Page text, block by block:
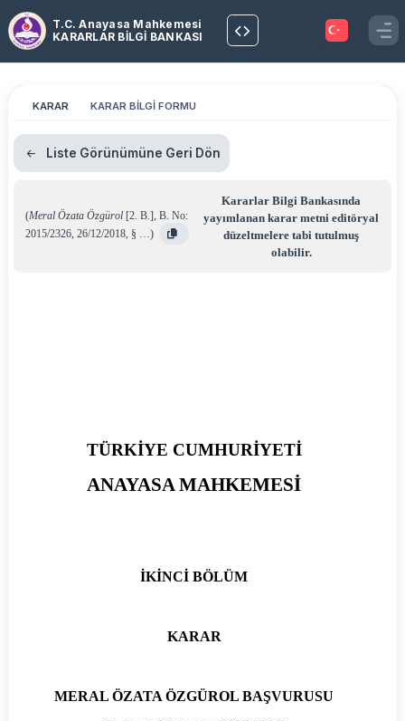
T.C. Anayasa Mahkemesi
KARARLAR BİLGİ BANKASI
KARAR KARAR BİLGİ FORMU
Liste Görünümüne Geri Dön
(Meral Özata Özgürol [2. B.], B. No:
2015/2326, 26/12/2018, § …)
Kararlar Bilgi Bankasında
yayımlanan karar metni editöryal
düzeltmelere tabi tutulmuş
olabilir.